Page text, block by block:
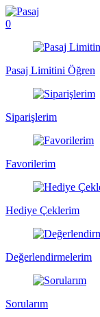
0
Pasaj Limitini Öğren
Siparişlerim
Favorilerim
Hediye Çeklerim
Değerlendirmelerim
Sorularım